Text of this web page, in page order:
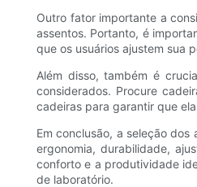
Outro fator importante a
assentos. Portanto, é
que os usuários ajustem sua
Além disso, também é
considerados. Procure
cadeiras para garantir que
Em conclusão, a seleção
ergonomia, durabilidade,
conforto e a produtividade
de laboratório.